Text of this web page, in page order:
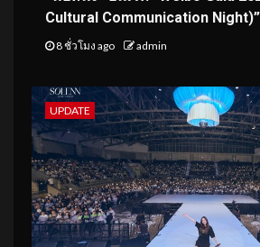
Cultural Communication Night)”
8 ชั่วโมง ago admin
UPDATE